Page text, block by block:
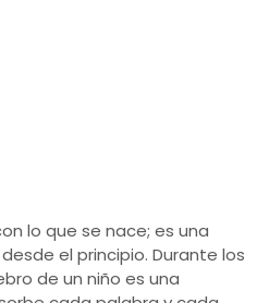
lo que se nace; es una
el principio. Durante los
de un niño es una